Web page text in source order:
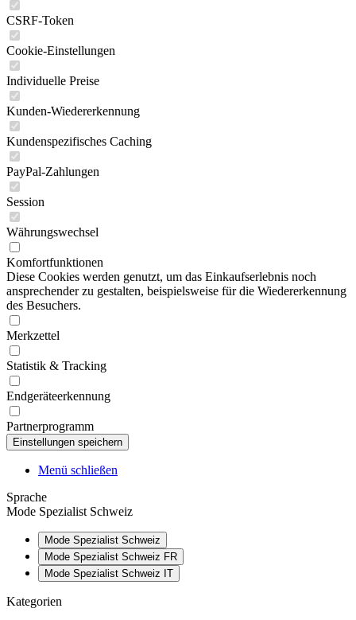
CSRF-Token
Cookie-Einstellungen
Individuelle Preise
Kunden-Wiedererkennung
Kundenspezifisches Caching
PayPal-Zahlungen
Session
Währungswechsel
Komfortfunktionen
Diese Cookies werden genutzt, um das Einkaufserlebnis noch
ansprechender zu gestalten, beispielsweise für die Wiedererkennung
des Besuchers.
Merkzettel
Statistik & Tracking
Endgeräteerkennung
Partnerprogramm
Menü schließen
Sprache
Mode Spezialist Schweiz
Mode Spezialist Schweiz
Mode Spezialist Schweiz FR
Mode Spezialist Schweiz IT
Kategorien